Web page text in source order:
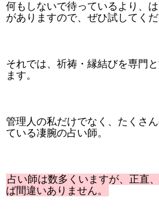
何もしないで待っているより、
がありますので、ぜひ試してくだ
それでは、祈祷・縁結びを専門
ます。
管理人の私だけでなく、たくさ
ている凄腕の占い師。
占い師は数多くいますが、正直
ば間違いありません。